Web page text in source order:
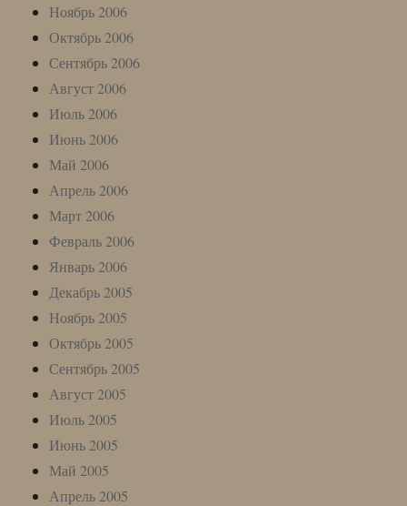
Ноябрь 2006
Октябрь 2006
Сентябрь 2006
Август 2006
Июль 2006
Июнь 2006
Май 2006
Апрель 2006
Март 2006
Февраль 2006
Январь 2006
Декабрь 2005
Ноябрь 2005
Октябрь 2005
Сентябрь 2005
Август 2005
Июль 2005
Июнь 2005
Май 2005
Апрель 2005